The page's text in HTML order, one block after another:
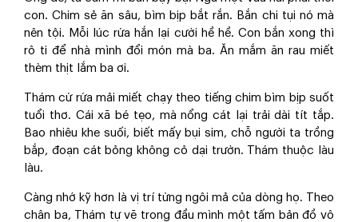
con. Chim sẻ ăn sâu, bìm bịp bắt rắn. Bắn chi tụi nó mà
nên tội. Mỗi lúc rứa hắn lại cười hề hề. Con bắn xong thì
rô ti để nhà mình đổi món mà ba. Ăn mắm ăn rau miết
thèm thịt lắm ba ơi.
Thám cứ rứa mải miết chạy theo tiếng chim bìm bịp suốt
tuổi thơ. Cái xã bé tẹo, mà nổng cát lại trải dài tít tắp.
Bao nhiêu khe suối, biết mấy bụi sim, chỗ người ta trồng
bắp, đoạn cát bỏng không cỏ dại trườn. Thám thuộc làu
làu.
Càng nhớ kỹ hơn là vị trí từng ngôi mả của dòng họ. Theo
chân ba, Thám tự vẽ trong đầu mình một tấm bản đồ vô